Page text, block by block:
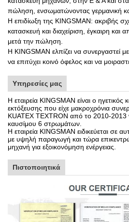
πώληση, ενσωματώνοντας γερμανική και
Η επιδίωξη της KINGSMAN: ακριβής
κατασκευή και διαχείριση, έγκαιρη και
μετά την πώληση.
Η KINGSMAN ελπίζει να συνεργαστεί
να επιτύχει κοινό όφελος και να
Υπηρεσίες μας
Η εταιρεία KINGSMAN είναι ο
εκτόξευσης που είχε μακροχρόνια
KUATEX TEXTRON από το 2010-2013
καυσίμου 6 στρωμάτων.
Η εταιρεία KINGSMAN ειδικεύεται σε
με υψηλή παραγωγή και τώρα
μηχανή για εξοικονόμηση ενέργειας.
Πιστοποιητικά